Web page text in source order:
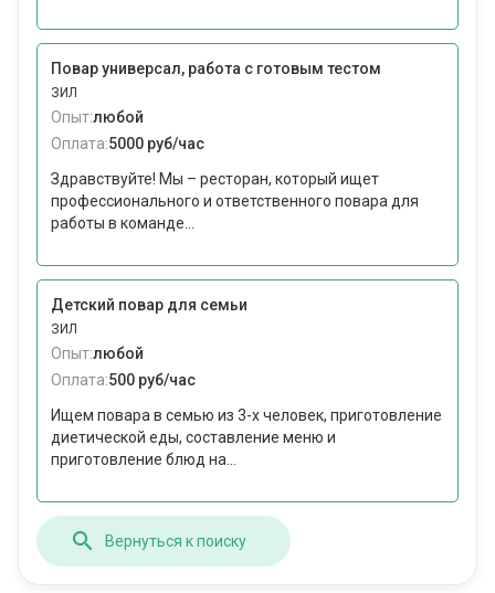
Повар универсал, работа с готовым тестом
ЗИЛ
Опыт:любой
Оплата:5000 руб/час
Здравствуйте! Мы – ресторан, который ищет
профессионального и ответственного повара для
работы в команде...
Детский повар для семьи
ЗИЛ
Опыт:любой
Оплата:500 руб/час
Ищем повара в семью из 3-х человек, приготовление
диетической еды, составление меню и
приготовление блюд на...
Вернуться к поиску